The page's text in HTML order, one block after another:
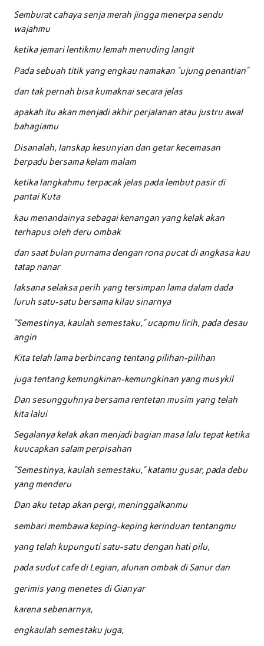
Semburat cahaya senja merah jingga menerpa sendu
wajahmu
ketika jemari lentikmu lemah menuding langit
Pada sebuah titik yang engkau namakan “ujung penantian”
dan tak pernah bisa kumaknai secara jelas
apakah itu akan menjadi akhir perjalanan atau justru awal
bahagiamu
Disanalah, lanskap kesunyian dan getar kecemasan
berpadu bersama kelam malam
ketika langkahmu terpacak jelas pada lembut pasir di
pantai Kuta
kau menandainya sebagai kenangan yang kelak akan
terhapus oleh deru ombak
dan saat bulan purnama dengan rona pucat di angkasa kau
tatap nanar
laksana selaksa perih yang tersimpan lama dalam dada
luruh satu-satu bersama kilau sinarnya
“Semestinya, kaulah semestaku,” ucapmu lirih, pada desau
angin
Kita telah lama berbincang tentang pilihan-pilihan
juga tentang kemungkinan-kemungkinan yang musykil
Dan sesungguhnya bersama rentetan musim yang telah
kita lalui
Segalanya kelak akan menjadi bagian masa lalu tepat ketika
kuucapkan salam perpisahan
“Semestinya, kaulah semestaku,” katamu gusar, pada debu
yang menderu
Dan aku tetap akan pergi, meninggalkanmu
sembari membawa keping-keping kerinduan tentangmu
yang telah kupunguti satu-satu dengan hati pilu,
pada sudut cafe di Legian, alunan ombak di Sanur dan
gerimis yang menetes di Gianyar
karena sebenarnya,
engkaulah semestaku juga,